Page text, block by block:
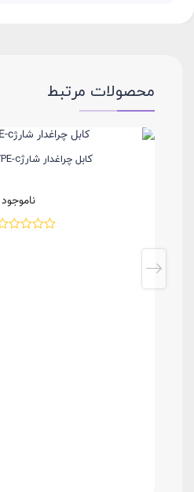
محصولات مرتبط
کابل چراغدار شارژTYPE-c برند MJD
ناموجود